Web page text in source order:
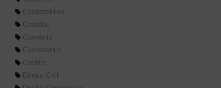
Condomínios
Contábil
Convênio
Coronavírus
Crédito
Direito Civil